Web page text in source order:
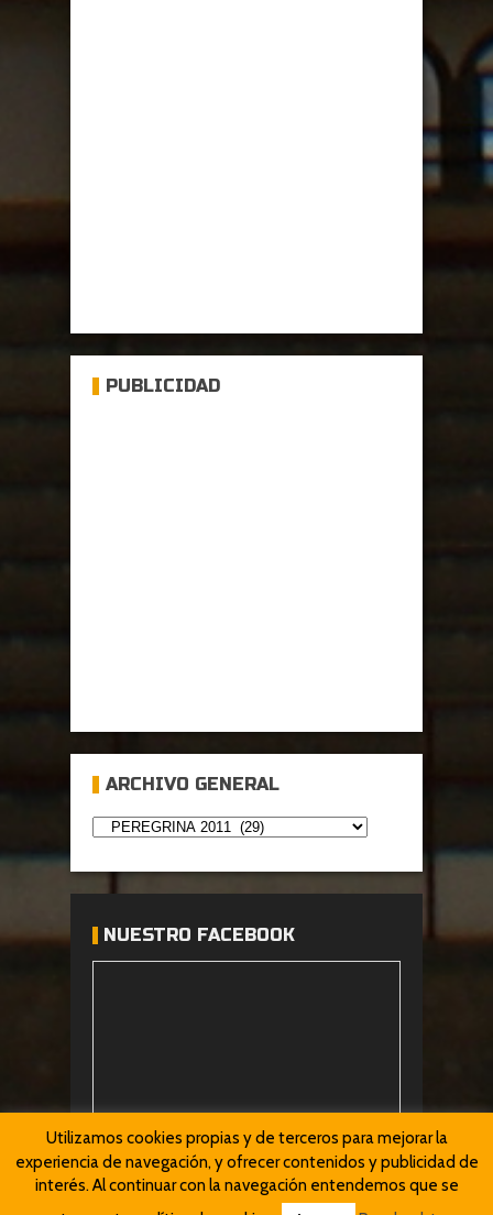
PUBLICIDAD
ARCHIVO GENERAL
NUESTRO FACEBOOK
Utilizamos cookies propias y de terceros para mejorar la
experiencia de navegación, y ofrecer contenidos y publicidad de
interés. Al continuar con la navegación entendemos que se